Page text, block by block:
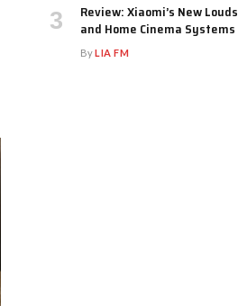
Review: Xiaomi’s New
and Home Cinema Systems
ByLIA FM